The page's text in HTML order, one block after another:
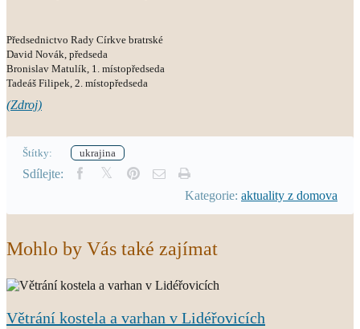
Předsednictvo Rady Církve bratrské
David Novák, předseda
Bronislav Matulík, 1. místopředseda
Tadeáš Filipek, 2. místopředseda
(Zdroj)
Štítky: ukrajina
Sdílejte:
Kategorie: aktuality z domova
Mohlo by Vás také zajímat
Větrání kostela a varhan v Lidéřovicích